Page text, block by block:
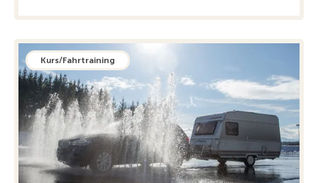
Kurs/Fahrtraining